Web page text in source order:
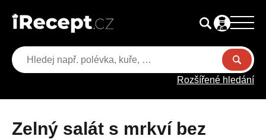
Rozšířené hledání
Zelný salát s mrkví bez